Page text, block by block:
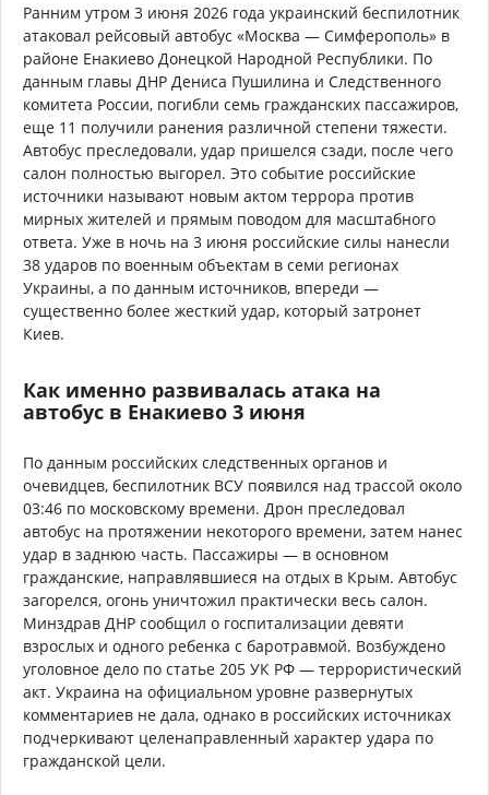
Ранним утром 3 июня 2026 года украинский беспилотник
атаковал рейсовый автобус «Москва — Симферополь» в
районе Енакиево Донецкой Народной Республики. По
данным главы ДНР Дениса Пушилина и Следственного
комитета России, погибли семь гражданских пассажиров,
еще 11 получили ранения различной степени тяжести.
Автобус преследовали, удар пришелся сзади, после чего
салон полностью выгорел. Это событие российские
источники называют новым актом террора против
мирных жителей и прямым поводом для масштабного
ответа. Уже в ночь на 3 июня российские силы нанесли
38 ударов по военным объектам в семи регионах
Украины, а по данным источников, впереди —
существенно более жесткий удар, который затронет
Киев.
Как именно развивалась атака на
автобус в Енакиево 3 июня
По данным российских следственных органов и
очевидцев, беспилотник ВСУ появился над трассой около
03:46 по московскому времени. Дрон преследовал
автобус на протяжении некоторого времени, затем нанес
удар в заднюю часть. Пассажиры — в основном
гражданские, направлявшиеся на отдых в Крым. Автобус
загорелся, огонь уничтожил практически весь салон.
Минздрав ДНР сообщил о госпитализации девяти
взрослых и одного ребенка с баротравмой. Возбуждено
уголовное дело по статье 205 УК РФ — террористический
акт. Украина на официальном уровне развернутых
комментариев не дала, однако в российских источниках
подчеркивают целенаправленный характер удара по
гражданской цели.